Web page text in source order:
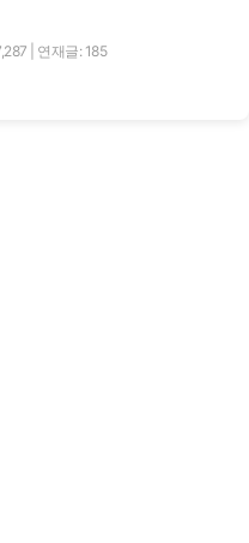
연재글: 185